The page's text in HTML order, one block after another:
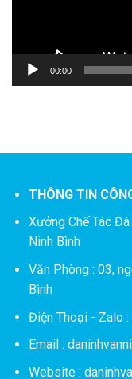
00:00
THÔNG TIN
Xưởng Chế Tác Đá
Ninh Bình
Văn Phòng : 03,
Bình
Điện Thoại - Zalo
Email :
Website :